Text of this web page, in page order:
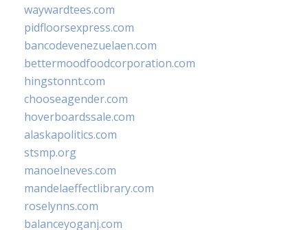
waywardtees.com
pidfloorsexpress.com
bancodevenezuelaen.com
bettermoodfoodcorporation.com
hingstonnt.com
chooseagender.com
hoverboardssale.com
alaskapolitics.com
stsmp.org
manoelneves.com
mandelaeffectlibrary.com
roselynns.com
balanceyoganj.com